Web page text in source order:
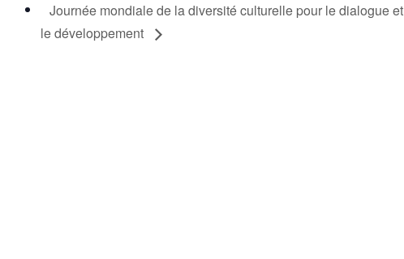
Journée mondiale de la diversité culturelle pour le dialogue et
le développement